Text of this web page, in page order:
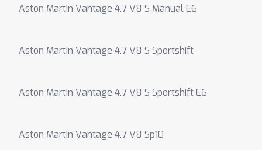
Aston Martin Vantage 4.7 V8 S Manual E6
Aston Martin Vantage 4.7 V8 S Sportshift
Aston Martin Vantage 4.7 V8 S Sportshift E6
Aston Martin Vantage 4.7 V8 Sp10